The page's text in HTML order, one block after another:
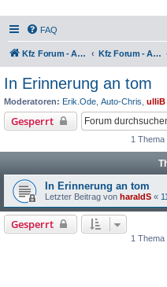
FAQ
Kfz Forum - Auto, Motorrad und LKW Kfz Forum - Auto, Motorrad und LKW
In Erinnerung an tom
Moderatoren: Erik.Ode Auto-Chris ulliB
Gesperrt
1 Thema
In Erinnerung an tom
Letzter Beitrag von haraldS «
Gesperrt
1 Thema